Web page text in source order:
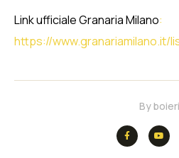
Link ufficiale Granaria Milano:
https://www.granariamilano.it/
Byboieri